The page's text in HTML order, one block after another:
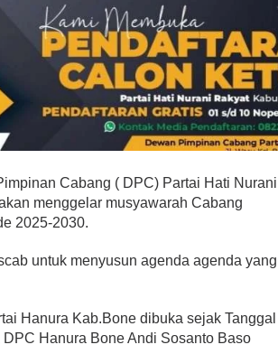
Cabang ( DPC) Partai Hati Nurani
menggelar musyawarah Cabang
2025-2030.
untuk menyusun agenda agenda yang
Hanura Kab.Bone dibuka sejak Tanggal
Hanura Bone Andi Sosanto Baso